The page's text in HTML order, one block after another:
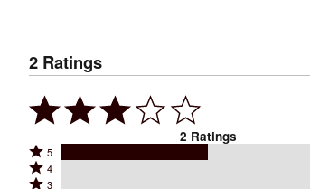
2 Ratings
2 Ratings
Rated
5
5
Rated
4
3